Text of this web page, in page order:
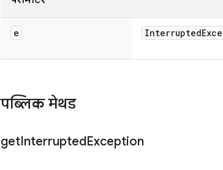
e Interrupted
पब्लिक मेथड
getInterruptedException